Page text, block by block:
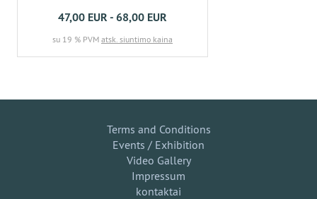
47,00 EUR - 68,00 EUR
su 19 % PVM atsk. siuntimo kaina
Terms and Conditions
Events / Exhibition
Video Gallery
Impressum
kontaktai